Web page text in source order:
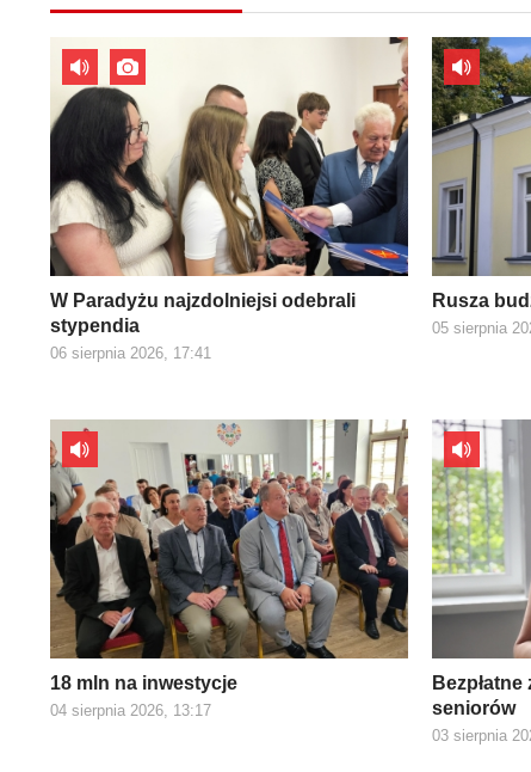
W Paradyżu najzdolniejsi odebrali
stypendia
06 sierpnia 2026, 17:41
Rusza
05 sierpnia
18 mln na inwestycje
04 sierpnia 2026, 13:17
seniorów
03 sierpnia